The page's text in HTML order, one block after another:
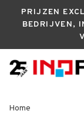
PRIJZEN
BEDRIJVEN,
Home